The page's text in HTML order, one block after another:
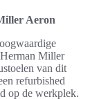
Aeron
Miller
van dit
refurbished
op de werkplek.